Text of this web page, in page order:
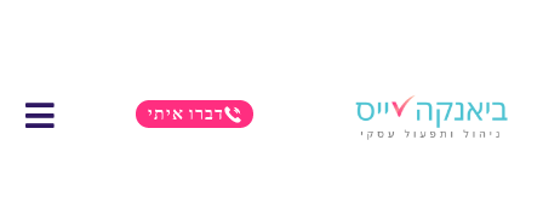
דברו איתי